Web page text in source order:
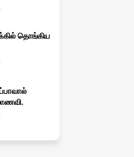
தொங்கிய